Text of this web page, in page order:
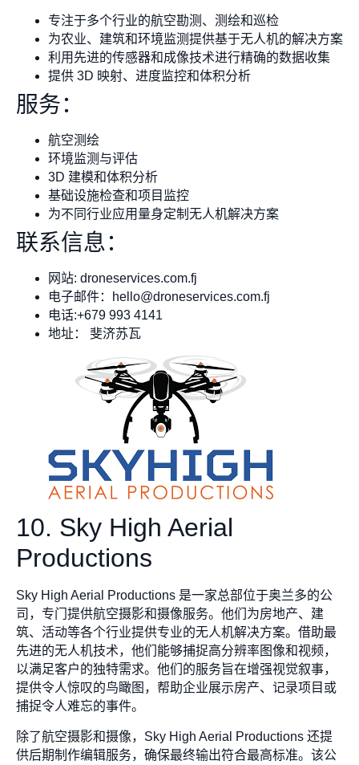
专注于多个行业的航空勘测、测绘和巡检
为农业、建筑和环境监测提供基于无人机的解决方案
利用先进的传感器和成像技术进行精确的数据收集
提供 3D 映射、进度监控和体积分析
服务：
航空测绘
环境监测与评估
3D 建模和体积分析
基础设施检查和项目监控
为不同行业应用量身定制无人机解决方案
联系信息：
网站: droneservices.com.fj
电子邮件：
hello@droneservices.com.fj
电话:+679 993 4141
地址： 斐济苏瓦
10. Sky High Aerial
Productions
Sky High Aerial Productions 是一家总部位于奥兰多的公
司，专门提供航空摄影和摄像服务。他们为房地产、建
筑、活动等各个行业提供专业的无人机解决方案。借助最
先进的无人机技术，他们能够捕捉高分辨率图像和视频，
以满足客户的独特需求。他们的服务旨在增强视觉叙事，
提供令人惊叹的鸟瞰图，帮助企业展示房产、记录项目或
捕捉令人难忘的事件。
除了航空摄影和摄像，Sky High Aerial Productions 还提
供后期制作编辑服务，确保最终输出符合最高标准。该公